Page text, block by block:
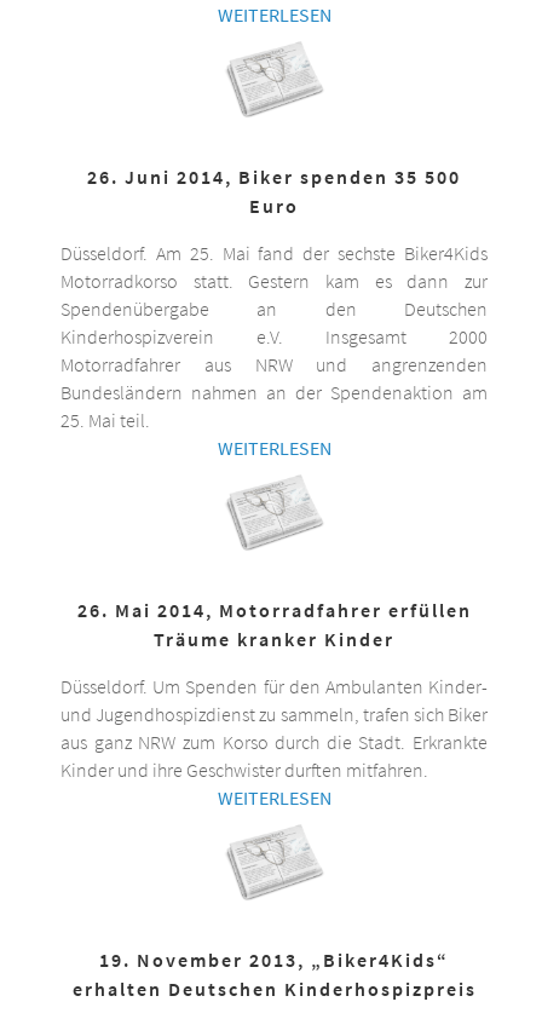
WEITERLESEN
26. Juni 2014, Biker spenden 35 500
Euro
Düsseldorf. Am 25. Mai fand der sechste Biker4Kids
Motorradkorso statt. Gestern kam es dann zur
Spendenübergabe an den Deutschen
Kinderhospizverein e.V. Insgesamt 2000
Motorradfahrer aus NRW und angrenzenden
Bundesländern nahmen an der Spendenaktion am
25. Mai teil.
WEITERLESEN
26. Mai 2014, Motorradfahrer erfüllen
Träume kranker Kinder
Düsseldorf. Um Spenden für den Ambulanten Kinder-
und Jugendhospizdienst zu sammeln, trafen sich Biker
aus ganz NRW zum Korso durch die Stadt. Erkrankte
Kinder und ihre Geschwister durften mitfahren.
WEITERLESEN
19. November 2013, „Biker4Kids“
erhalten Deutschen Kinderhospizpreis